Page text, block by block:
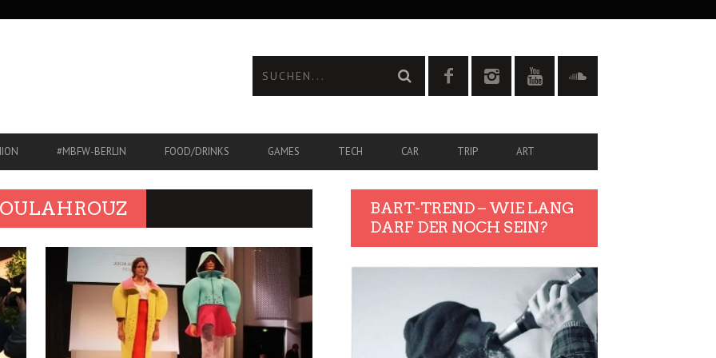
#MBFW-BERLIN FOOD/DRINKS GAMES TECH CAR TRIP ART
BART-TREND – WIE LANG
DARF DER NOCH SEIN?